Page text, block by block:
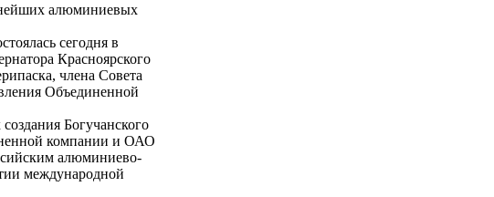
алюминиевых
сегодня в
Красноярского
члена Совета
Объединенной
Богучанского
компании и ОАО
алюминиево-
международной